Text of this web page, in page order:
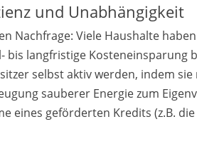
und Unabhängigkeit
Nachfrage: Viele Haushalte
bis langfristige Kosteneinsparung
selbst aktiv werden, indem
sauberer Energie zum
eines geförderten Kredits (z.B.